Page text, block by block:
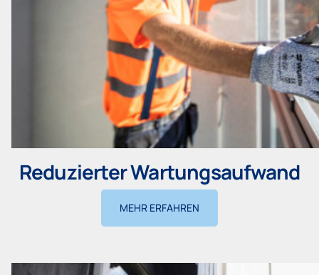
Reduzierter Wartungsaufwand
MEHR ERFAHREN